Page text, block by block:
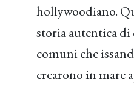
hollywoodiano.
storia autentica
comuni che
crearono in mare